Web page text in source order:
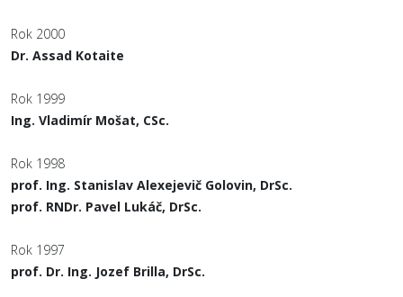
Rok 2000
Dr. Assad Kotaite
Rok 1999
Ing. Vladimír Mošat, CSc.
Rok 1998
prof. Ing. Stanislav Alexejevič Golovin, DrSc.
prof. RNDr. Pavel Lukáč, DrSc.
Rok 1997
prof. Dr. Ing. Jozef Brilla, DrSc.